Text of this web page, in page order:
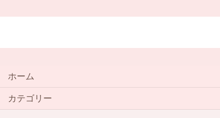
ホーム
カテゴリー